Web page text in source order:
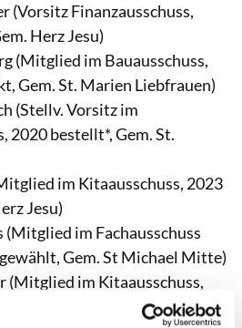
(Vorsitz Finanzausschuss,
Herz Jesu)
(Mitglied im Bauausschuss,
Gem. St. Marien Liebfrauen)
(Stellv. Vorsitz im
2020 bestellt*, Gem. St.
im Kitaausschuss, 2023
Jesu)
(Mitglied im Fachausschuss
Gem. St Michael Mitte)
(Mitglied im Kitaausschuss,
St. Marien Liebfrauen)